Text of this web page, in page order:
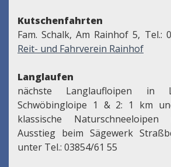
Kutschenfahrten
Fam. Schalk, Am Rainhof 5, Tel.:
Reit- und Fahrverein Rainhof
Langlaufen
nächste Langlaufloipen in
Schwöbingloipe 1 & 2: 1 km
klassische
Ausstieg beim Sägewerk
unter Tel.: 03854/61 55